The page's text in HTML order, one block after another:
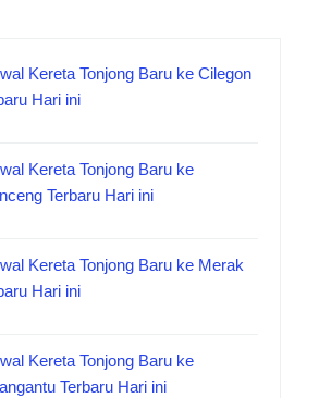
Kereta Tonjong Baru ke Cilegon
Hari ini
Kereta Tonjong Baru ke
Terbaru Hari ini
Kereta Tonjong Baru ke Merak
Hari ini
Kereta Tonjong Baru ke
Terbaru Hari ini